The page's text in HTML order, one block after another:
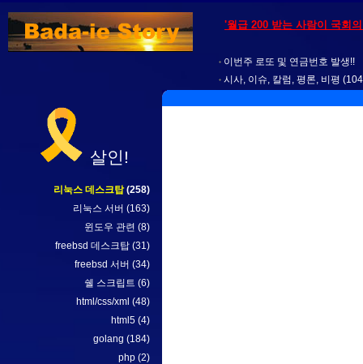
'월급 200 받는 사람이 국회
이번주 로또 및 연금번호 발생!!
시사, 이슈, 칼럼, 평론, 비평
살인!
리눅스 데스크탑 (258)
리눅스 서버 (163)
윈도우 관련 (8)
freebsd 데스크탑 (31)
freebsd 서버 (34)
쉘 스크립트 (6)
html/css/xml (48)
html5 (4)
golang (184)
php (2)